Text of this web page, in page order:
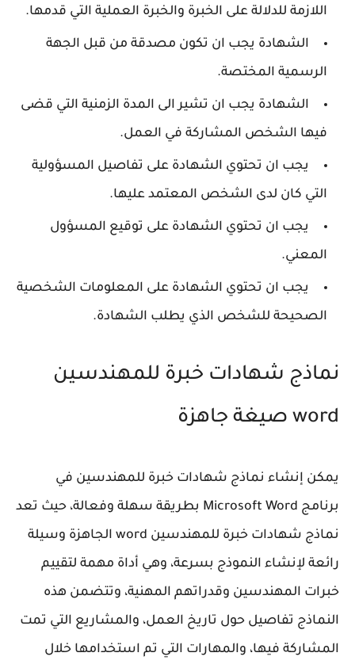
اللازمة للدلالة على الخبرة والخبرة العملية التي قدمها.
الشهادة يجب ان تكون مصدقة من قبل الجهة
الرسمية المختصة.
الشهادة يجب ان تشير الى المدة الزمنية التي قضى
فيها الشخص المشاركة في العمل.
يجب ان تحتوي الشهادة على تفاصيل المسؤولية
التي كان لدى الشخص المعتمد عليها.
يجب ان تحتوي الشهادة على توقيع المسؤول
المعني.
يجب ان تحتوي الشهادة على المعلومات الشخصية
الصحيحة للشخص الذي يطلب الشهادة.
نماذج شهادات خبرة للمهندسين
word صيغة جاهزة
يمكن إنشاء نماذج شهادات خبرة للمهندسين في
برنامج Microsoft Word بطريقة سهلة وفعالة، حيث تعد
نماذج شهادات خبرة للمهندسين word الجاهزة وسيلة
رائعة لإنشاء النموذج بسرعة، وهي أداة مهمة لتقييم
خبرات المهندسين وقدراتهم المهنية، وتتضمن هذه
النماذج تفاصيل حول تاريخ العمل، والمشاريع التي تمت
المشاركة فيها، والمهارات التي تم استخدامها خلال